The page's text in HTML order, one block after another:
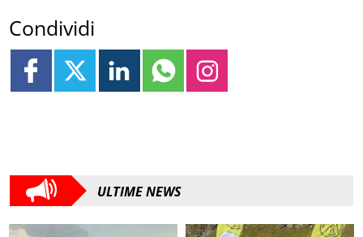
Condividi
ULTIME NEWS